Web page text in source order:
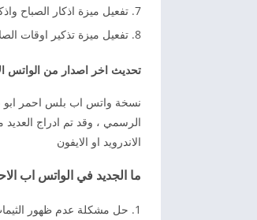
تفعيل ميزة اذكار الصباح
تفعيل ميزة تذكير اوقات
تحديث اخر اصدار من الواتس
نسخة واتس اب بلس احمر ابو
الرسمي ، وقد تم ادراج
الاندرويد او الايفون
ما الجديد في الواتس اب الاحمر
حل مشكلة عدم ظهور